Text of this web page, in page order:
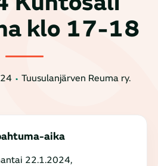
klo 17-18
Tuusulanjärven Reuma ry.
aika
22.1.2024,